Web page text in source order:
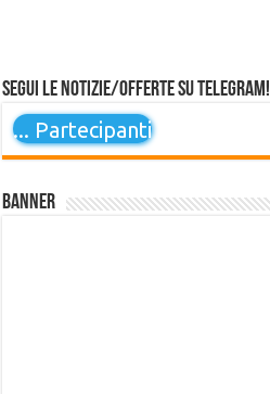
Segui le notizie/offerte su Telegram!
... Partecipanti
Banner